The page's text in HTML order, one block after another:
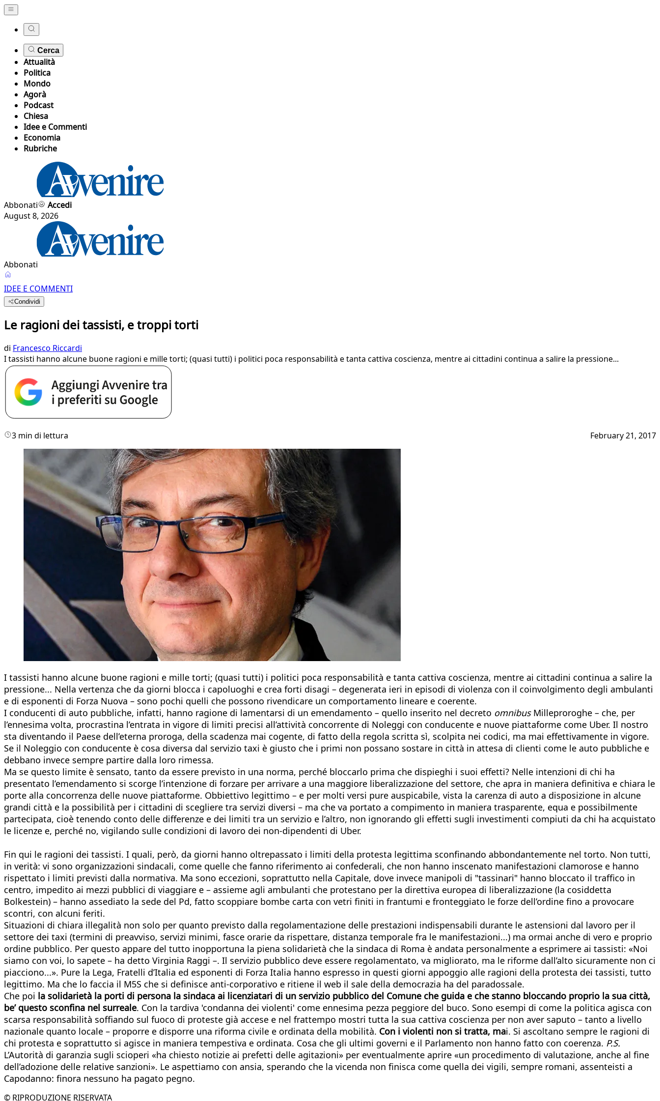
Cerca
Attualità
Politica
Mondo
Agorà
Podcast
Chiesa
Idee e Commenti
Economia
Rubriche
Abbonati
Accedi
August 8, 2026
Abbonati
IDEE E COMMENTI
Condividi
Le ragioni dei tassisti, e troppi torti
di Francesco Riccardi
I tassisti hanno alcune buone ragioni e mille torti; (quasi tutti) i politici poca responsabilità e tanta cattiva coscienza, mentre ai cittadini continua a salire la pressione...
3 min di lettura February 21, 2017
I tassisti hanno alcune buone ragioni e mille torti; (quasi tutti) i politici poca responsabilità e tanta cattiva coscienza, mentre ai cittadini continua a salire la
pressione... Nella vertenza che da giorni blocca i capoluoghi e crea forti disagi – degenerata ieri in episodi di violenza con il coinvolgimento degli ambulanti
e di esponenti di Forza Nuova – sono pochi quelli che possono rivendicare un comportamento lineare e coerente.
I conducenti di auto pubbliche, infatti, hanno ragione di lamentarsi di un emendamento – quello inserito nel decreto omnibusMilleproroghe – che, per
l’ennesima volta, procrastina l’entrata in vigore di limiti precisi all’attività concorrente di Noleggi con conducente e nuove piattaforme come Uber. Il nostro
sta diventando il Paese dell’eterna proroga, della scadenza mai cogente, di fatto della regola scritta sì, scolpita nei codici, ma mai effettivamente in vigore.
Se il Noleggio con conducente è cosa diversa dal servizio taxi è giusto che i primi non possano sostare in città in attesa di clienti come le auto pubbliche e
debbano invece sempre partire dalla loro rimessa.
Ma se questo limite è sensato, tanto da essere previsto in una norma, perché bloccarlo prima che dispieghi i suoi effetti? Nelle intenzioni di chi ha
presentato l’emendamento si scorge l’intenzione di forzare per arrivare a una maggiore liberalizzazione del settore, che apra in maniera definitiva e chiara le
porte alla concorrenza delle nuove piattaforme. Obbiettivo legittimo – e per molti versi pure auspicabile, vista la carenza di auto a disposizione in alcune
grandi città e la possibilità per i cittadini di scegliere tra servizi diversi – ma che va portato a compimento in maniera trasparente, equa e possibilmente
partecipata, cioè tenendo conto delle differenze e dei limiti tra un servizio e l’altro, non ignorando gli effetti sugli investimenti compiuti da chi ha acquistato
le licenze e, perché no, vigilando sulle condizioni di lavoro dei non-dipendenti di Uber.
Fin qui le ragioni dei tassisti. I quali, però, da giorni hanno oltrepassato i limiti della protesta legittima sconfinando abbondantemente nel torto. Non tutti,
in verità: vi sono organizzazioni sindacali, come quelle che fanno riferimento ai confederali, che non hanno inscenato manifestazioni clamorose e hanno
rispettato i limiti previsti dalla normativa. Ma sono eccezioni, soprattutto nella Capitale, dove invece manipoli di "tassinari" hanno bloccato il traffico in
centro, impedito ai mezzi pubblici di viaggiare e – assieme agli ambulanti che protestano per la direttiva europea di liberalizzazione (la cosiddetta
Bolkestein) – hanno assediato la sede del Pd, fatto scoppiare bombe carta con vetri finiti in frantumi e fronteggiato le forze dell’ordine fino a provocare
scontri, con alcuni feriti.
Situazioni di chiara illegalità non solo per quanto previsto dalla regolamentazione delle prestazioni indispensabili durante le astensioni dal lavoro per il
settore dei taxi (termini di preavviso, servizi minimi, fasce orarie da rispettare, distanza temporale fra le manifestazioni...) ma ormai anche di vero e proprio
ordine pubblico. Per questo appare del tutto inopportuna la piena solidarietà che la sindaca di Roma è andata personalmente a esprimere ai tassisti: «Noi
siamo con voi, lo sapete – ha detto Virginia Raggi –. Il servizio pubblico deve essere regolamentato, va migliorato, ma le riforme dall’alto sicuramente non ci
piacciono...». Pure la Lega, Fratelli d’Italia ed esponenti di Forza Italia hanno espresso in questi giorni appoggio alle ragioni della protesta dei tassisti, tutto
legittimo. Ma che lo faccia il M5S che si definisce anti-corporativo e ritiene il web il sale della democrazia ha del paradossale.
Che poi la solidarietà la porti di persona la sindaca ai licenziatari di un servizio pubblico del Comune che guida e che stanno bloccando proprio la sua città,
be’ questo sconfina nel surreale. Con la tardiva 'condanna dei violenti' come ennesima pezza peggiore del buco. Sono esempi di come la politica agisca con
scarsa responsabilità soffiando sul fuoco di proteste già accese e nel frattempo mostri tutta la sua cattiva coscienza per non aver saputo – tanto a livello
nazionale quanto locale – proporre e disporre una riforma civile e ordinata della mobilità. Con i violenti non si tratta, mai. Si ascoltano sempre le ragioni di
chi protesta e soprattutto si agisce in maniera tempestiva e ordinata. Cosa che gli ultimi governi e il Parlamento non hanno fatto con coerenza. P.S.
L’Autorità di garanzia sugli scioperi «ha chiesto notizie ai prefetti delle agitazioni» per eventualmente aprire «un procedimento di valutazione, anche al fine
dell’adozione delle relative sanzioni». Le aspettiamo con ansia, sperando che la vicenda non finisca come quella dei vigili, sempre romani, assenteisti a
Capodanno: finora nessuno ha pagato pegno.
© RIPRODUZIONE RISERVATA